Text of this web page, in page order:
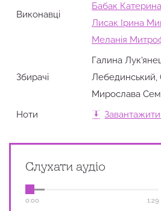
Виконавці
Бабак
Лисак Ірина
Меланія
Збирачi
Галина
Лебединський,
Мирослава
Ноти
Слухати аудіо
0:00 1:29